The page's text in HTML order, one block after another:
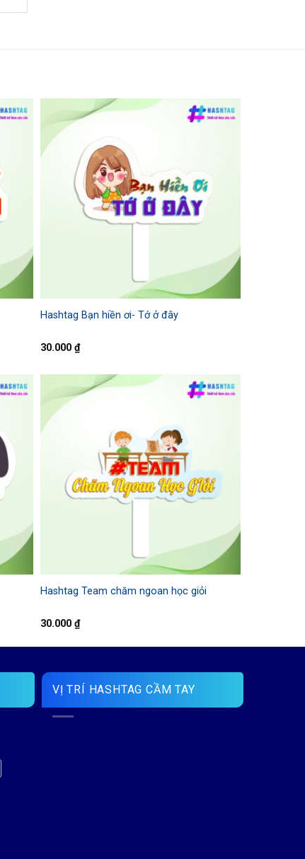
Hashtag Bạn hiền ơi- Tớ ở đây
30.000₫
Hashtag Team chăm ngoan học giỏi
30.000₫
VỊ TRÍ HASHTAG CẦM TAY